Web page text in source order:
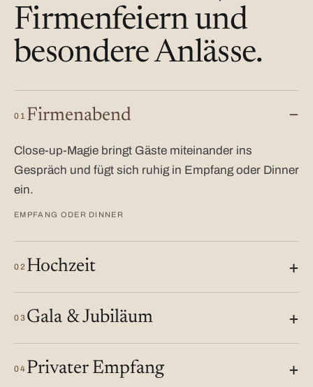
Firmenfeiern und
besondere Anlässe.
01 Firmenabend
Close-up-Magie bringt Gäste miteinander ins
Gespräch und fügt sich ruhig in Empfang oder Dinner
ein.
EMPFANG ODER DINNER
02 Hochzeit
03 Gala & Jubiläum
04 Privater Empfang